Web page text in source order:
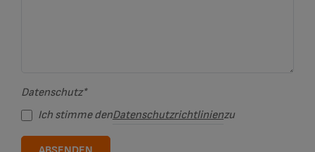
Datenschutz*
Ich stimme denDatenschutzrichtlinienzu